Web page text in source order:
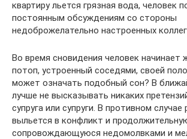
квартиру льется грязная вода, человек
постоянным обсуждениям со стороны
недоброжелательно настроенных
Во время сновидения человек начинает
потоп, устроенный соседями, своей
может означать подобный сон? В
лучше не высказывать никаких
супруга или супруги. В противном случае
выльется в конфликт и
сопровождающуюся недомолвками и